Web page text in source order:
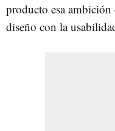
producto esa ambición
diseño con la